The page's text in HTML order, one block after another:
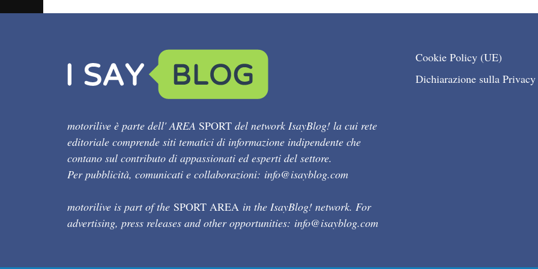
motorilive è parte dell' AREA SPORT del network IsayBlog! la cui rete
editoriale comprende siti tematici di informazione indipendente che
contano sul contributo di appassionati ed esperti del settore.
Per pubblicità, comunicati e collaborazioni: info@isayblog.com
motorilive is part of the SPORT AREA in the IsayBlog! network. For
advertising, press releases and other opportunities: info@isayblog.com
Cookie Policy (UE)
Dichiarazione sulla